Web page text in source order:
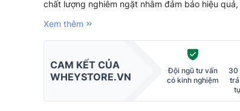
chất lượng nghiêm ngặt nhằm đảm bảo hiệu
Xem thêm
CAM KẾT CỦA
WHEYSTORE.VN
Đội ngũ tư vấn
có kinh nghiệm